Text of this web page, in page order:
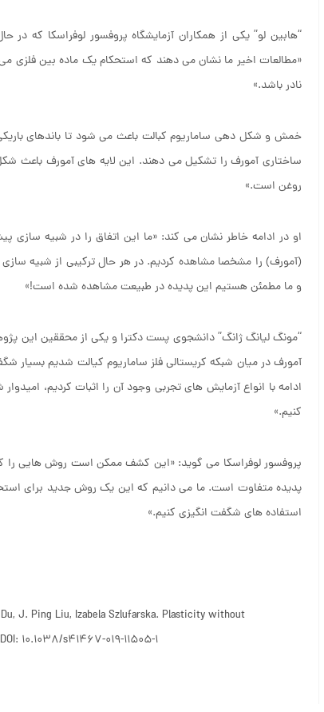
“هابین لو” یکی از همکاران آزمایشگاه پروفسور لوفراسکا که
«مطالعات اخیر ما نشان می دهند که استحکام یک ماده بین فلزی
نادر باشد.»
خمش و شکل دهی ساماریوم کبالت باعث می شود تا باندهای
ساختاری آمورف را تشکیل می دهند. این لایه های آمورف باعث
روغن است.»
او در ادامه خاطر نشان می کند: «ما این اتفاق را در شبیه
(آمورف) را مشخصا مشاهده کردیم. در هر حال ترکیبی از شبیه
و ما مطمئن هستیم این پدیده در طبیعت مشاهده شده است!»
“مونگ لیانگ ژانگ” دانشجوی پست دکترا و یکی از محققین این
آمورف در میان شبکه کریستالی فلز ساماریوم کیالت شدیم
ادامه با انواع آزمایش های تجربی وجود آن را اثبات کردیم،
کنیم.»
پروفسور لوفراسکا می گوید: «این کشف ممکن است روش هایی را
پدیده متفاوت است. ما می دانیم که این یک روش جدید برای
استفاده های شگفت انگیزی کنیم.»
J. Ping Liu, Izabela Szlufarska. Plasticity without
10.1038/s41467-019-11505-1